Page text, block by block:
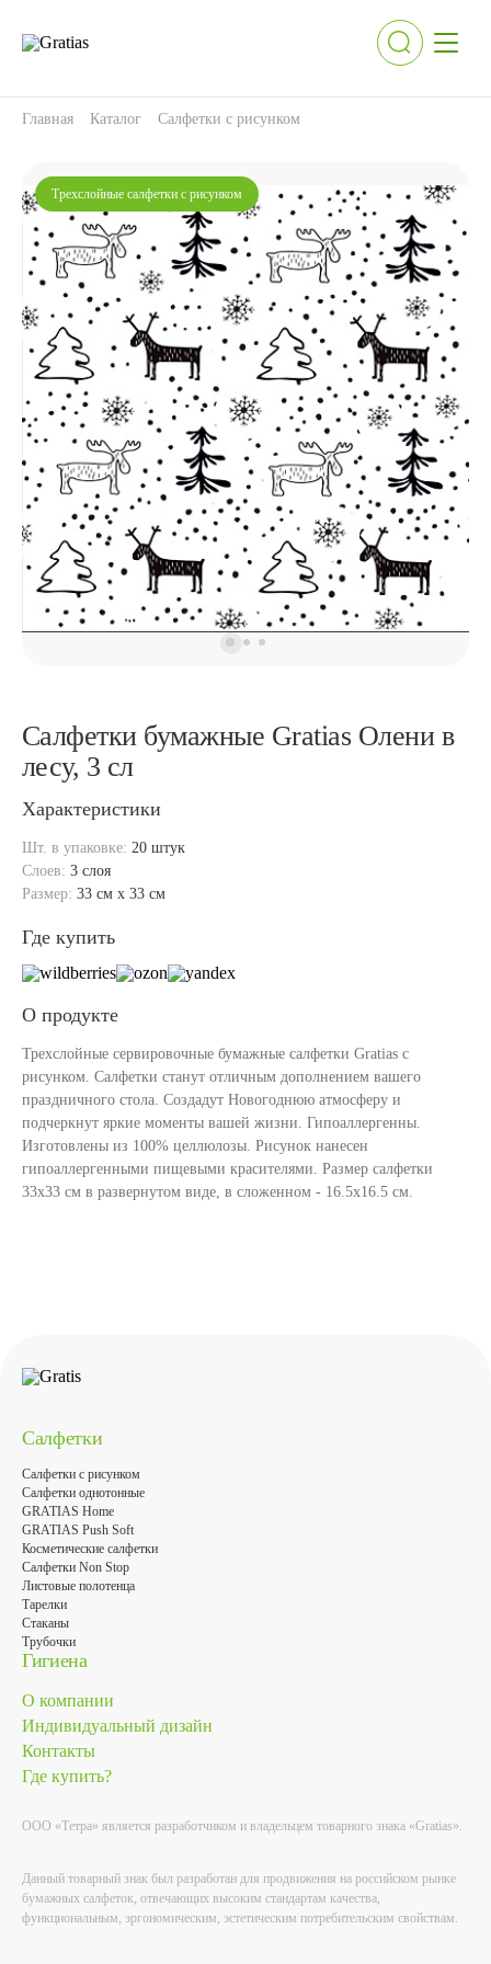
Главная Каталог Салфетки с рисунком
Трехслойные салфетки с рисунком
Салфетки бумажные Gratias Олени в
лесу, 3 сл
Характеристики
Шт. в упаковке: 20 штук
Слоев: 3 слоя
Размер: 33 см x 33 см
Где купить
О продукте
Трехслойные сервировочные бумажные салфетки Gratias с
рисунком. Салфетки станут отличным дополнением вашего
праздничного стола. Создадут Новогоднюю атмосферу и
подчеркнут яркие моменты вашей жизни. Гипоаллергенны.
Изготовлены из 100% целлюлозы. Рисунок нанесен
гипоаллергенными пищевыми красителями. Размер салфетки
33х33 см в развернутом виде, в сложенном - 16.5х16.5 см.
Салфетки
Салфетки с рисунком
Салфетки однотонные
GRATIAS Home
GRATIAS Push Soft
Косметические салфетки
Салфетки Non Stop
Листовые полотенца
Тарелки
Стаканы
Трубочки
Гигиена
О компании
Индивидуальный дизайн
Контакты
Где купить?
ООО «Тетра» является разработчиком и владельцем товарного знака «Gratias».
Данный товарный знак был разработан для продвижения на российском рынке
бумажных салфеток, отвечающих высоким стандартам качества,
функциональным, эргономическим, эстетическим потребительским свойствам.